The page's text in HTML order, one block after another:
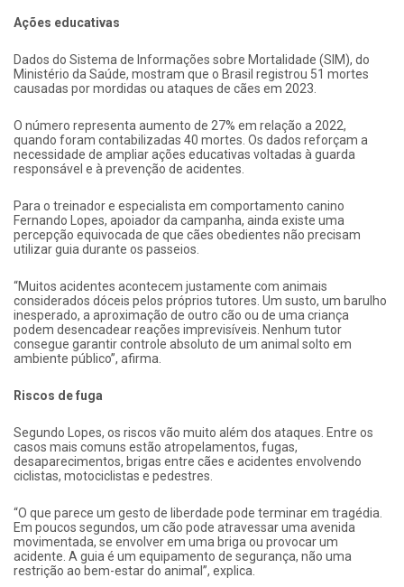
Ações educativas
Dados do Sistema de Informações sobre Mortalidade (SIM), do
Ministério da Saúde, mostram que o Brasil registrou 51 mortes
causadas por mordidas ou ataques de cães em 2023.
O número representa aumento de 27% em relação a 2022,
quando foram contabilizadas 40 mortes. Os dados reforçam a
necessidade de ampliar ações educativas voltadas à guarda
responsável e à prevenção de acidentes.
Para o treinador e especialista em comportamento canino
Fernando Lopes, apoiador da campanha, ainda existe uma
percepção equivocada de que cães obedientes não precisam
utilizar guia durante os passeios.
“Muitos acidentes acontecem justamente com animais
considerados dóceis pelos próprios tutores. Um susto, um barulho
inesperado, a aproximação de outro cão ou de uma criança
podem desencadear reações imprevisíveis. Nenhum tutor
consegue garantir controle absoluto de um animal solto em
ambiente público”, afirma.
Riscos de fuga
Segundo Lopes, os riscos vão muito além dos ataques. Entre os
casos mais comuns estão atropelamentos, fugas,
desaparecimentos, brigas entre cães e acidentes envolvendo
ciclistas, motociclistas e pedestres.
“O que parece um gesto de liberdade pode terminar em tragédia.
Em poucos segundos, um cão pode atravessar uma avenida
movimentada, se envolver em uma briga ou provocar um
acidente. A guia é um equipamento de segurança, não uma
restrição ao bem-estar do animal”, explica.